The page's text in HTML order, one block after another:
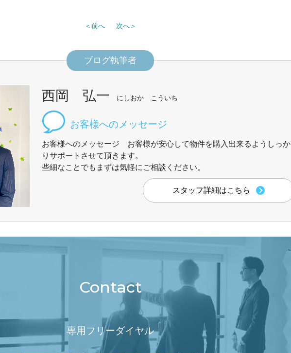
前へ 次へ
ブログ執筆者
西岡 弘一 にしおか こういち
お客様へのメッセージ お客様が安心して物件を購入出来るようしっか
りサポートさせて頂きます。
些細なことでもまずは気軽にご相談ください。
スタッフ詳細はこちら
Contact
専用フリーダイヤル